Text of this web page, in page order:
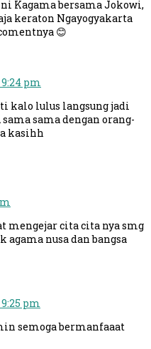
Kagama bersama Jokowi,
keraton Ngayogyakarta
😊
pm
kalo lulus langsung jadi
sama dengan orang-
kasihh
mengejar cita cita nya smg
nusa dan bangsa
pm
semoga bermanfaaat